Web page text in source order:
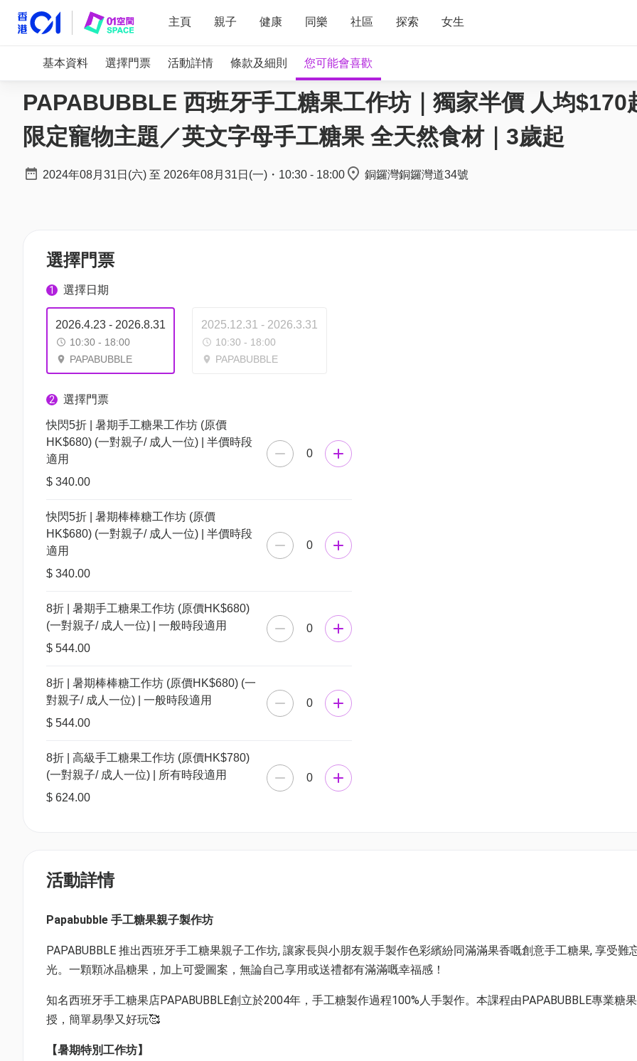
主頁 親子 健康 同樂 社區 探索 女生
基本資料 選擇門票 活動詳情 條款及細則 您可能會喜歡
PAPABUBBLE 西班牙手工糖果工作坊｜獨家半價 人均$170
限定寵物主題／英文字母手工糖果 全天然食材｜3歲起
2024年08月31日(六) 至 2026年08月31日(一) ・ 10:30 - 18:00 銅鑼灣銅鑼灣道34號
選擇門票
1 選擇日期
2026.4.23 - 2026.8.31
10:30 - 18:00
PAPABUBBLE
2025.12.31 - 2026.3.31
10:30 - 18:00
PAPABUBBLE
2 選擇門票
快閃5折 | 暑期手工糖果工作坊 (原價
HK$680) (一對親子/ 成人一位) | 半價時段
適用
$ 340.00
0
快閃5折 | 暑期棒棒糖工作坊 (原價
HK$680) (一對親子/ 成人一位) | 半價時段
適用
$ 340.00
0
8折 | 暑期手工糖果工作坊 (原價HK$680)
(一對親子/ 成人一位) | 一般時段適用
$ 544.00
0
8折 | 暑期棒棒糖工作坊 (原價HK$680) (一
對親子/ 成人一位) | 一般時段適用
$ 544.00
0
8折 | 高級手工糖果工作坊 (原價HK$780)
(一對親子/ 成人一位) | 所有時段適用
$ 624.00
0
活動詳情
Papabubble 手工糖果親子製作坊
PAPABUBBLE 推出西班牙手工糖果親子工作坊, 讓家長與小朋友親手製作色彩繽紛同滿滿果香嘅創意手工糖果, 享受難
光。一顆顆冰晶糖果，加上可愛圖案，無論自己享用或送禮都有滿滿嘅幸福感！
知名西班牙手工糖果店PAPABUBBLE創立於2004年，手工糖製作過程100%人手製作。本課程由PAPABUBBLE專業糖
授，簡單易學又好玩🥰
【暑期特別工作坊】